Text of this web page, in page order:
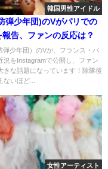
韓国男性アイドル
弾少年団)のVがパリでの
報告、ファンの反応は？
弾少年団）のVが、フランス・パ
況をInstagramで公開し、ファン
きな話題になっています！除隊後
ないほど...
女性アーティスト